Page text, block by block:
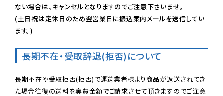
ない場合は、キャンセルとなりますのでご注意下さいませ。
(土日祝は定休日のため翌営業日に振込案内メールを送信してい
ます。)
長期不在・受取辞退(拒否)について
長期不在や受取拒否(拒否)で運送業者様より商品が返送されてき
た場合往復の送料を実費金額でご請求させて頂きますのでご注意